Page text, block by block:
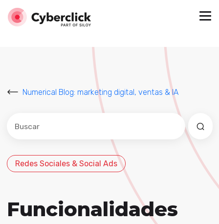
Numerical Blog: marketing digital, ventas & IA
Este es un campo de búsqueda con una función de
No hay sugerencias porque el campo de
Redes Sociales & Social Ads
Funcionalidades